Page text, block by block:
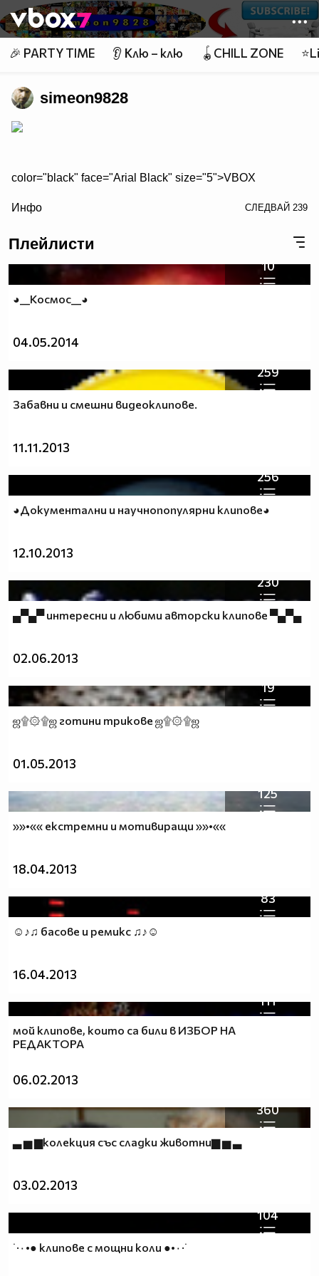
👾
🎉 PARTY TIME 👂 Клю – клю 🪀CHILL ZONE
simeon9828
color="black" face="Arial Black" size="5">VBOX
Топ 40 Смях
H D - клипове на Vbox7
Популярни клипове днес ®
Инфо СЛЕДВАЙ 239
Плейлисти
10
◕__Космос__◕
04.05.2014
259
Забавни и смешни видеоклипове.
11.11.2013
256
◕Документални и научнопопулярни клипове◕
12.10.2013
230
▄▀▄▀ интересни и любими авторски клипове ▀▄▀▄
02.06.2013
19
ஜ۩۞۩ஜ готини трикове ஜ۩۞۩ஜ
01.05.2013
125
»»•«« екстремни и мотивиращи »»•««
18.04.2013
83
☺♪♫ басове и ремикс ♫♪☺
16.04.2013
111
мой клипове, които са били в ИЗБОР НА
РЕДАКТОРА
06.02.2013
360
▃ ▅ ▆колекция със сладки животни▆ ▅ ▃
03.02.2013
104
˙·٠•● клипове с мощни коли ●•٠·˙